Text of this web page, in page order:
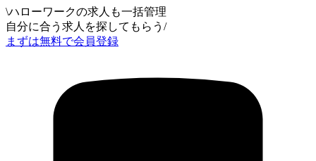
\ハローワークの求人も一括管理
自分に合う求人を探してもらう /
まずは無料で会員登録